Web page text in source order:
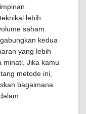
lebih
saham.
kedua
yang lebih
minati. Jika kamu
metode ini,
bagaimana